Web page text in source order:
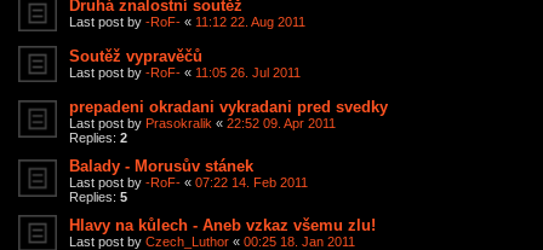
Druhá znalostní soutěž
Last post by -RoF- « 11:12 22. Aug 2011
Soutěž vypravěčů
Last post by -RoF- « 11:05 26. Jul 2011
prepadeni okradani vykradani pred svedky
Last post by Prasokralik « 22:52 09. Apr 2011
Replies: 2
Balady - Morusův stánek
Last post by -RoF- « 07:22 14. Feb 2011
Replies: 5
Hlavy na kůlech - Aneb vzkaz všemu zlu!
Last post by Czech_Luthor « 00:25 18. Jan 2011